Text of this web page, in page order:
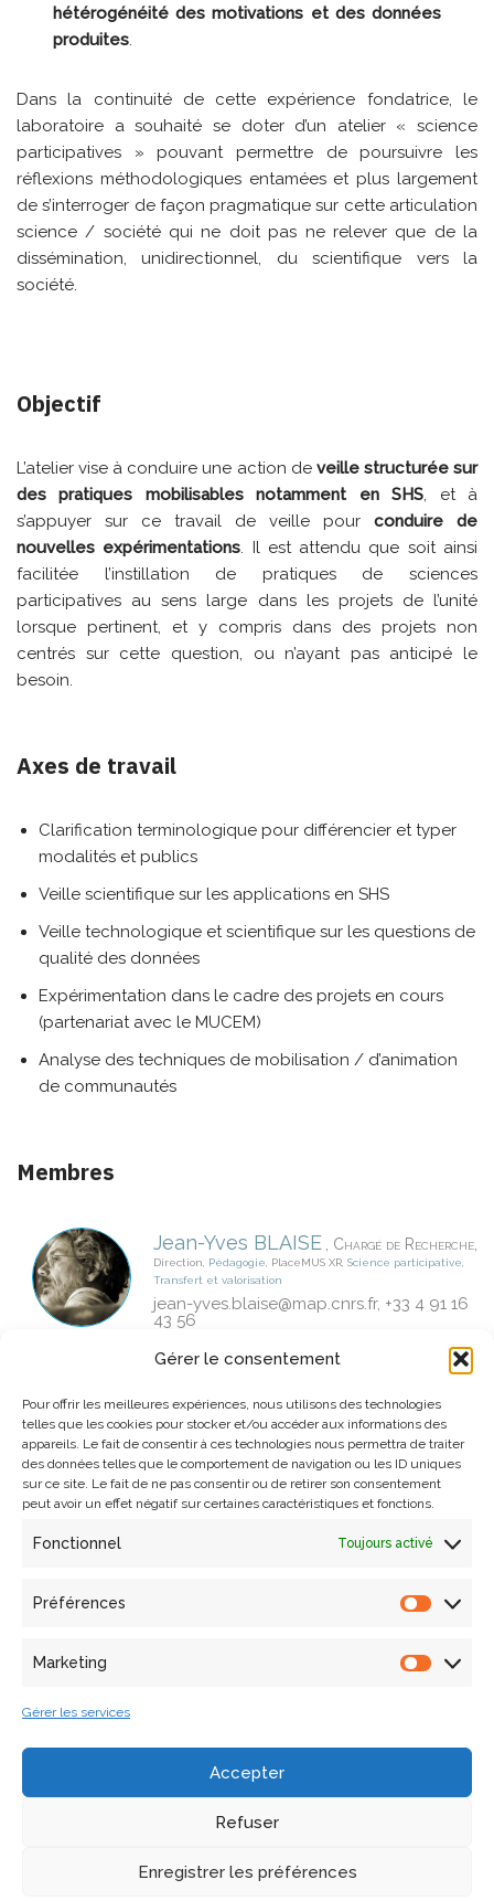
Gérer le consentement
Pour offrir les meilleures expériences, nous utilisons des technologies
telles que les cookies pour stocker et/ou accéder aux informations des
appareils. Le fait de consentir à ces technologies nous permettra de traiter
des données telles que le comportement de navigation ou les ID uniques
sur ce site. Le fait de ne pas consentir ou de retirer son consentement
peut avoir un effet négatif sur certaines caractéristiques et fonctions.
Fonctionnel Toujours activé
Préférences
Marketing
Gérer les services
Accepter
Refuser
Enregistrer les préférences
hétérogénéité des motivations et des données
produites.
Dans la continuité de cette expérience fondatrice, le
laboratoire a souhaité se doter d’un atelier « science
participatives » pouvant permettre de poursuivre les
réflexions méthodologiques entamées et plus largement
de s’interroger de façon pragmatique sur cette articulation
science / société qui ne doit pas ne relever que de la
dissémination, unidirectionnel, du scientifique vers la
société.
Objectif
L’atelier vise à conduire une action de veille structurée sur
des pratiques mobilisables notamment en SHS, et à
s’appuyer sur ce travail de veille pour conduire de
nouvelles expérimentations. Il est attendu que soit ainsi
facilitée l’instillation de pratiques de sciences
participatives au sens large dans les projets de l’unité
lorsque pertinent, et y compris dans des projets non
centrés sur cette question, ou n’ayant pas anticipé le
besoin.
Axes de travail
Clarification terminologique pour différencier et typer
modalités et publics
Veille scientifique sur les applications en SHS
Veille technologique et scientifique sur les questions de
qualité des données
Expérimentation dans le cadre des projets en cours
(partenariat avec le MUCEM)
Analyse des techniques de mobilisation / d’animation
de communautés
Membres
Jean-Yves BLAISE , Chargé de Recherche,
Direction Pédagogie PlaceMUS XR Science participative
Transfert et valorisation
jean-yves.blaise@map.cnrs.fr, +33 4 91 16
43 56
IsabelleFASSE,Maître de Conférences,
isabelle.fasse@ marseille.archi.fr
ArianeNÉROULIDIS , Ingénieure
d’Études,Médiation scientifique, Science ouverte ,
Science participative
map.cnrs.fr
, +33 4 91 16